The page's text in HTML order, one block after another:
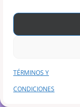
TÉRMINOS Y
CONDICIONES